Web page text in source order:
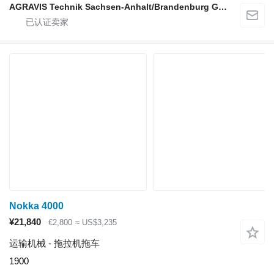
AGRAVIS Technik Sachsen-Anhalt/Brandenburg GmbH
Nokka 4000
¥21,840
€2,800 ≈ US$3,235
运输机械 - 拖拉机拖车
1900